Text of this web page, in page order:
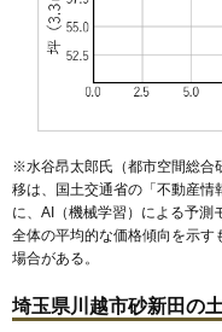
59
60
小仙波
65 中台元町
66
68 氷川町
※水谷昂太郎氏（都市空間総合
移は、国土交通省の「不動産情
に、AI（機械学習）による予測
全体の平均的な価格傾向を示す
場合がある。
埼玉県川越市砂新田の